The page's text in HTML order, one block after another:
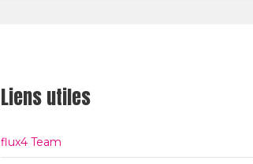
Liens utiles
flux4 Team